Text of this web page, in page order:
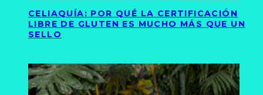
CELIAQUÍA: POR QUÉ LA CERTIFICACIÓN
LIBRE DE GLUTEN ES MUCHO MÁS QUE UN
SELLO